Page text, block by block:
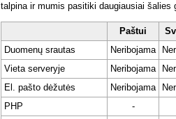
talpina ir mumis pasitiki daugiausiai šalies
Paštui
Duomenų srautas
Neribojama
Vieta serveryje
Neribojama
El. pašto dėžutės
Neribojama
PHP
-